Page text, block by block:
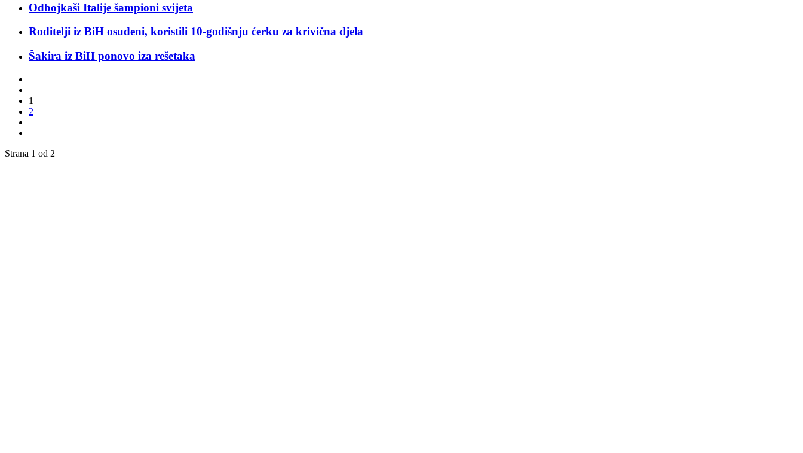
Odbojkaši Italije šampioni svijeta
Roditelji iz BiH osuđeni, koristili 10-godišnju ćerku za krivična djela
Šakira iz BiH ponovo iza rešetaka
1
2
Strana 1 od 2